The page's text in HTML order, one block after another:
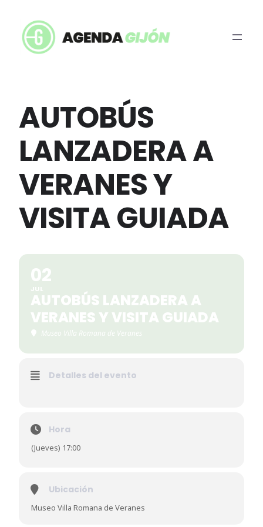
AUTOBÚS
LANZADERA A
VERANES Y
VISITA GUIADA
02
JUL
AUTOBÚS LANZADERA A
VERANES Y VISITA GUIADA
Museo Villa Romana de Veranes
Detalles del evento
Hora
(Jueves) 17:00
Ubicación
Museo Villa Romana de Veranes